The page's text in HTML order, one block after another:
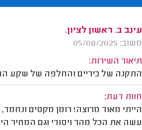
עינב ב. ראשון לציון.
משוב: 05/08/2025
תיאור השירות:
התקנה של כיריים והחלפה של שקע
חוות דעת:
הייתי מאוד מרוצה! רומן מקסים
עשה את הכל מהר ויסודי וגם המחיר